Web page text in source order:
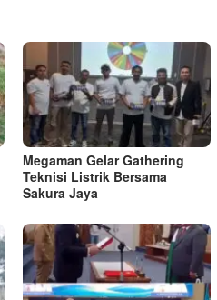
Megaman Gelar Gathering
Teknisi Listrik Bersama
Sakura Jaya